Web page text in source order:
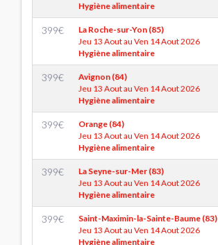
Hygiène alimentaire
399€
La Roche-sur-Yon (85)
Jeu 13 Aout au Ven 14 Aout 2026
Hygiène alimentaire
399€
Avignon (84)
Jeu 13 Aout au Ven 14 Aout 2026
Hygiène alimentaire
399€
Orange (84)
Jeu 13 Aout au Ven 14 Aout 2026
Hygiène alimentaire
399€
La Seyne-sur-Mer (83)
Jeu 13 Aout au Ven 14 Aout 2026
Hygiène alimentaire
399€
Saint-Maximin-la-Sainte-Baume (83)
Jeu 13 Aout au Ven 14 Aout 2026
Hygiène alimentaire